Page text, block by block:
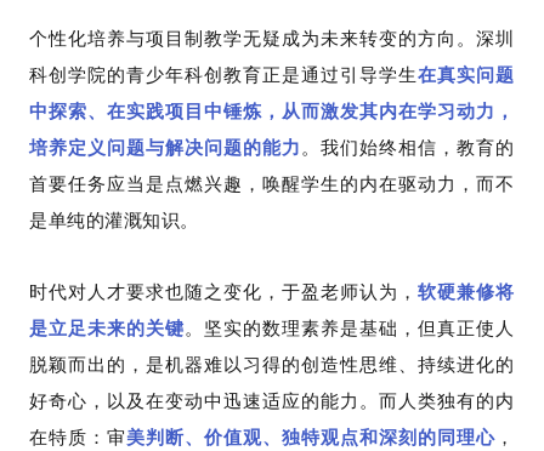
个性化培养与项目制教学无疑成为未来转变的方向。深圳
科创学院的青少年科创教育正是通过引导学生在真实问题
中探索、在实践项目中锤炼，从而激发其内在学习动力，
培养定义问题与解决问题的能力。我们始终相信，教育的
首要任务应当是点燃兴趣，唤醒学生的内在驱动力，而不
是单纯的灌溉知识。
时代对人才要求也随之变化，于盈老师认为，软硬兼修将
是立足未来的关键。坚实的数理素养是基础，但真正使人
脱颖而出的，是机器难以习得的创造性思维、持续进化的
好奇心，以及在变动中迅速适应的能力。而人类独有的内
在特质：审美判断、价值观、独特观点和深刻的同理心 ，